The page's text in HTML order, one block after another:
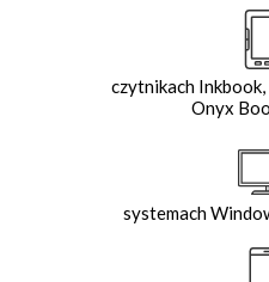
czytnikach
Onyx
systemach